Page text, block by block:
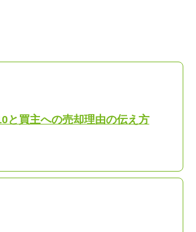
と買主への売却理由の伝え方